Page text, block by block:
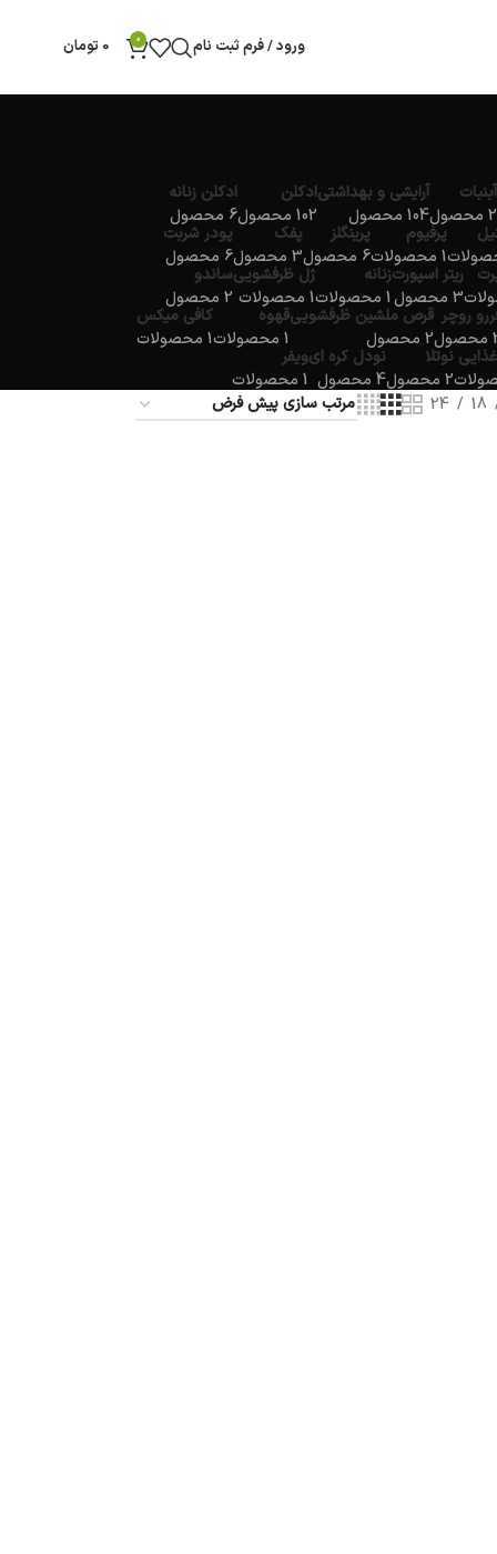
ورود / فرم ثبت نام 0
0 تومان
آبنبات
2 محصول
آرایشی و بهداشتی
104 محصول
ادکلن
102 محصول
ادکلن زنانه
6 محصول
پرفیوم
1 محصولات
پرینگلز
6 محصول
پفک
3 محصول
پودر شربت
6 محصول
ریتر اسپورت
3 محصول
زنانه
1 محصولات
ژل ظرفشویی
1 محصولات
ساندو
2 محصول
روچر قرص ملشین ظرفشویی
2 محصول
قهوه
1 محصولات
کافی میکس
1 محصولات
نوتلا
2 محصول
نودل کره ای
4 محصول
ویفر
1 محصولات
18
24